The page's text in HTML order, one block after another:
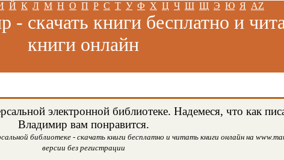
Й К Л М Н О П Р С Т У Ф Х Ц Ч Ш Щ Э Ю Я AZ
- скачать книги бесплатно и
книги онлайн
электронной библиотеке. Надемеся, что как
Владимир вам понравится.
библиотеке - скачать книги бесплатно и читать книги онлайн на
версии без регистрации